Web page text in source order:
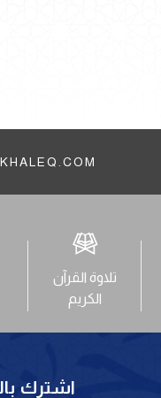
تلاوة القرآن
الكريم
اشترك